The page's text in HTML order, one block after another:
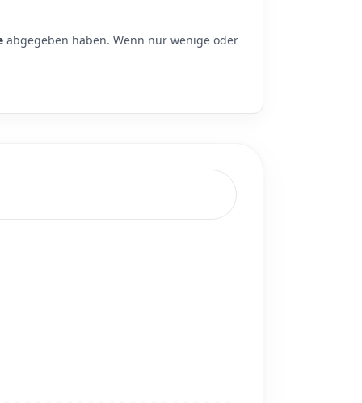
abgegeben haben. Wenn nur wenige oder